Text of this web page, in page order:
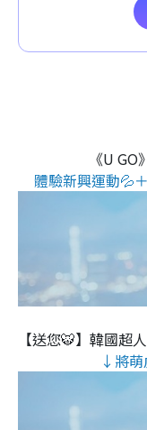
《U
體驗新興運動💦
【送您🐯】韓國超
↓將萌